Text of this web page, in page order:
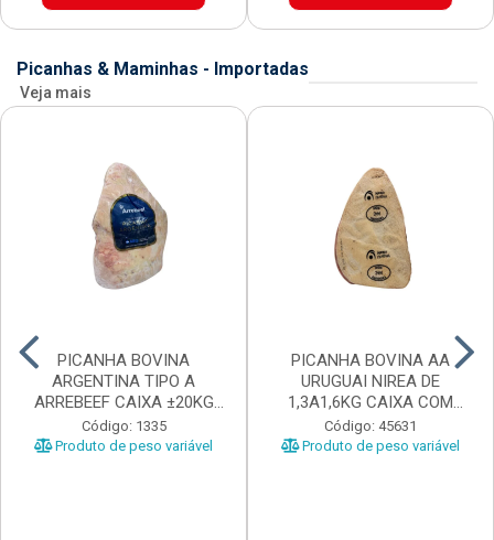
Picanhas & Maminhas - Importadas
Veja mais
PICANHA BOVINA
ARGENTINA TIPO A
ARREBEEF CAIXA ±20KG
PEÇAS 1...
Código: 1335
Produto de peso variável
PICANHA BOVINA AA
URUGUAI NIREA DE
1,3A1,6KG CAIXA COM
±15KG
Código: 45631
Produto de peso variável